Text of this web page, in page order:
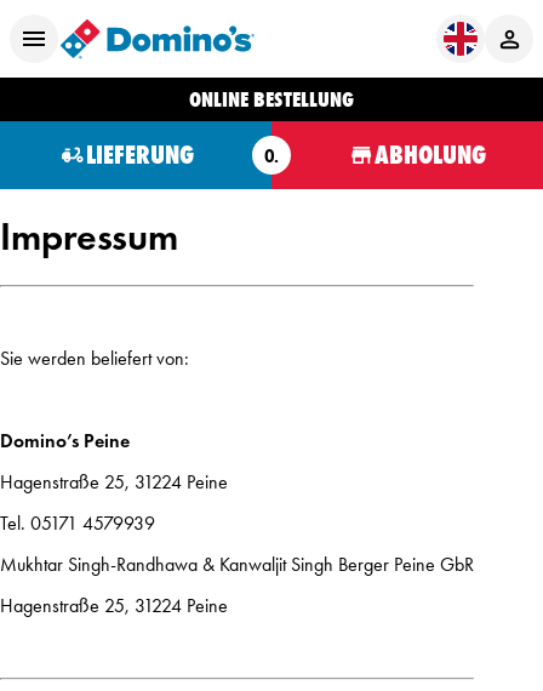
ONLINE BESTELLUNG
LIEFERUNG O. ABHOLUNG
Impressum
Sie werden beliefert von:
Domino’s Peine
Hagenstraße 25, 31224 Peine
Tel. 05171 4579939
Mukhtar Singh-Randhawa & Kanwaljit Singh Berger Peine GbR
Hagenstraße 25, 31224 Peine